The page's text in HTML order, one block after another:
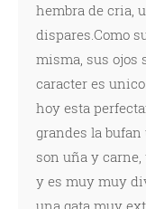
hembra de cria,
dispares.Como
misma, sus ojos
caracter es
hoy esta
grandes la
son uña y
y es muy muy
una gata muy